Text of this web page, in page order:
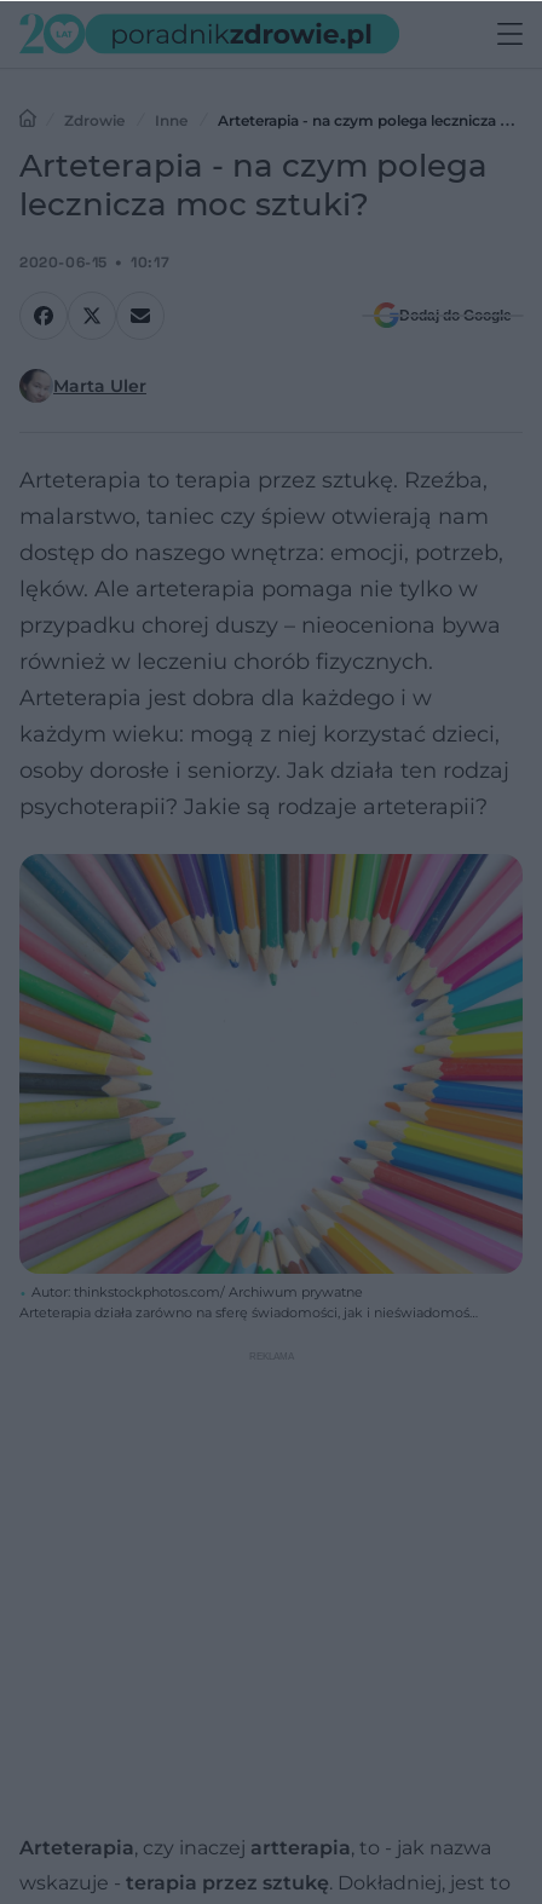
Zdrowie Inne
Arteterapia - na czym polega lecznicza moc
sztuki?
Arteterapia - na czym polega
lecznicza moc sztuki?
2020-06-15 10:17
Dodaj do Google
Marta Uler
Arteterapia to terapia przez sztukę. Rzeźba,
malarstwo, taniec czy śpiew otwierają nam
dostęp do naszego wnętrza: emocji, potrzeb,
lęków. Ale arteterapia pomaga nie tylko w
przypadku chorej duszy – nieoceniona bywa
również w leczeniu chorób fizycznych.
Arteterapia jest dobra dla każdego i w
każdym wieku: mogą z niej korzystać dzieci,
osoby dorosłe i seniorzy. Jak działa ten rodzaj
psychoterapii? Jakie są rodzaje arteterapii?
Autor: thinkstockphotos.com/ Archiwum prywatne
Arteterapia działa zarówno na sferę świadomości, jak i nieświadomości
Arteterapia, czy inaczej artterapia, to - jak nazwa
wskazuje - terapia przez sztukę. Dokładniej, jest to